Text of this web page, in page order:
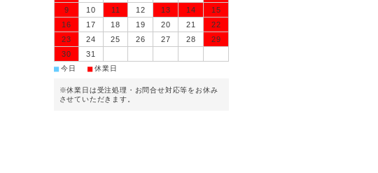
9
10 11 12 13 14
15
16
17 18 19 20 21
22
23
24 25 26 27 28
29
30
31
■今日 ■ 休業日
※休業日は受注処理・お問合せ対応等をお休み
させていただきます。